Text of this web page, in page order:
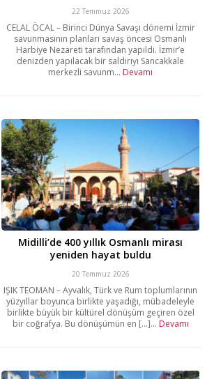
22 Temmuz 2026
CELAL ÖCAL – Birinci Dünya Savaşı dönemi İzmir
savunmasının planları savaş öncesi Osmanlı
Harbiye Nezareti tarafından yapıldı. İzmir’e
denizden yapılacak bir saldırıyı Sancakkale
merkezli savunm... Devamı
Midilli’de 400 yıllık Osmanlı mirası
yeniden hayat buldu
20 Temmuz 2026
IŞIK TEOMAN – Ayvalık, Türk ve Rum toplumlarının
yüzyıllar boyunca birlikte yaşadığı, mübadeleyle
birlikte büyük bir kültürel dönüşüm geçiren özel
bir coğrafya. Bu dönüşümün en [...]... Devamı